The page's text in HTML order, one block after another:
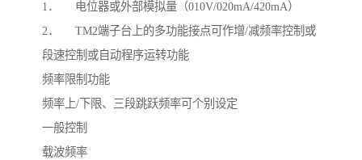
1． 电位器或外部模拟量（010V/020mA/420mA）
2． TM2端子台上的多功能接点可作增/减频率控制或
段速控制或自动程序运转功能
频率限制功能
频率上/下限、三段跳跃频率可个别设定
一般控制
载波频率